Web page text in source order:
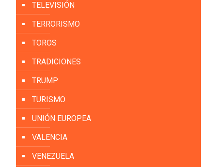
TELEVISIÓN
TERRORISMO
TOROS
TRADICIONES
TRUMP
TURISMO
UNIÓN EUROPEA
VALENCIA
VENEZUELA